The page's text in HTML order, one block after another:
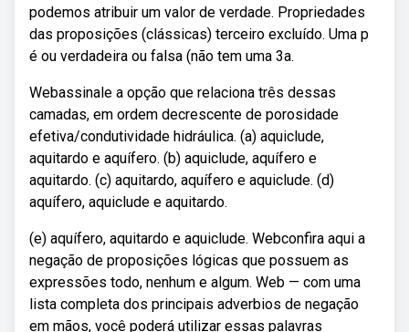
podemos atribuir um valor de verdade. Propriedades
das proposições (clássicas) terceiro excluído. Uma p
é ou verdadeira ou falsa (não tem uma 3a.
Webassinale a opção que relaciona três dessas
camadas, em ordem decrescente de porosidade
efetiva/condutividade hidráulica. (a) aquiclude,
aquitardo e aquífero. (b) aquiclude, aquífero e
aquitardo. (c) aquitardo, aquífero e aquiclude. (d)
aquífero, aquiclude e aquitardo.
(e) aquífero, aquitardo e aquiclude. Webconfira aqui a
negação de proposições lógicas que possuem as
expressões todo, nenhum e algum. Web — com uma
lista completa dos principais adverbios de negação
em mãos, você poderá utilizar essas palavras